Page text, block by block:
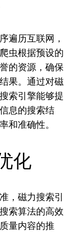
遍历互联网，
虫根据预设的
的资源，确保
果。通过对磁
索引擎能够提
息的搜索结
和准确性。
化
，磁力搜索引
索算法的高效
量内容的推